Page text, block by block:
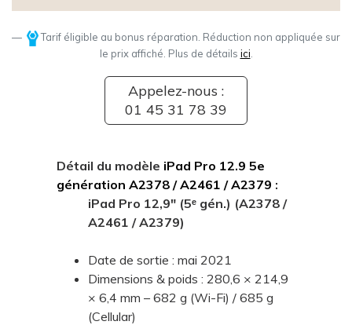
Tarif éligible au bonus réparation. Réduction non appliquée sur
le prix affiché. Plus de détails ici
Appelez-nous :
01 45 31 78 39
Détail du modèle iPad Pro 12.9 5e
génération A2378 / A2461 / A2379 :
iPad Pro 12,9" (5ᵉ gén.) (A2378 /
A2461 / A2379)
Date de sortie : mai 2021
Dimensions & poids : 280,6 × 214,9
× 6,4 mm – 682 g (Wi-Fi) / 685 g
(Cellular)